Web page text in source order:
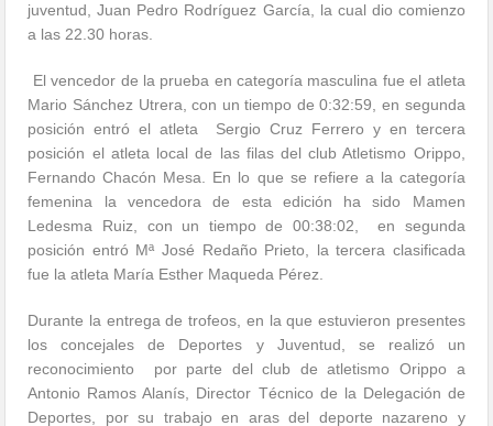
juventud, Juan Pedro Rodríguez García, la cual dio comienzo
a las 22.30 horas.
El vencedor de la prueba en categoría masculina fue el atleta
Mario Sánchez Utrera, con un tiempo de 0:32:59, en segunda
posición entró el atleta Sergio Cruz Ferrero y en tercera
posición el atleta local de las filas del club Atletismo Orippo,
Fernando Chacón Mesa. En lo que se refiere a la categoría
femenina la vencedora de esta edición ha sido Mamen
Ledesma Ruiz, con un tiempo de 00:38:02, en segunda
posición entró Mª José Redaño Prieto, la tercera clasificada
fue la atleta María Esther Maqueda Pérez.
Durante la entrega de trofeos, en la que estuvieron presentes
los concejales de Deportes y Juventud, se realizó un
reconocimiento por parte del club de atletismo Orippo a
Antonio Ramos Alanís, Director Técnico de la Delegación de
Deportes, por su trabajo en aras del deporte nazareno y